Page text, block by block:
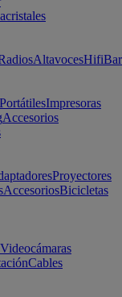
AltavocesHifi
PortátilesImpresoras
Accesorios
Proyectores
AccesoriosBicicletas
Videocámaras
Cables